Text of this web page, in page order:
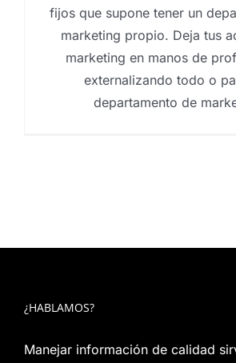
fijos que supone tener un
marketing propio. Deja tus
marketing en manos de
externalizando todo o
departamento de
¿HABLAMOS?
Manejar información de calidad